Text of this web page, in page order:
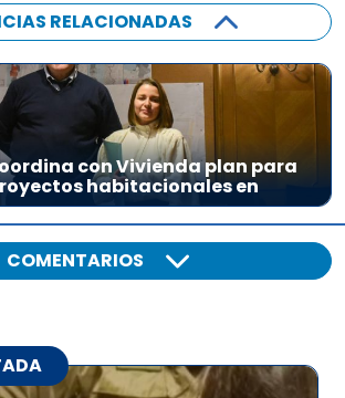
RELACIONADAS
con Vivienda plan para
habitacionales en
COMENTARIOS